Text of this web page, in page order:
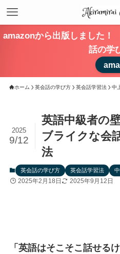
amazonから出版しました
話の学
ホーム 英会話の学び方 英会話学習法 中
英語中級者の
ブライクな会
法
2025
9/12
英会話の学び方 英会話学習法
2025年2月18日 2025年9月12日
「英語はそこそこ話せる